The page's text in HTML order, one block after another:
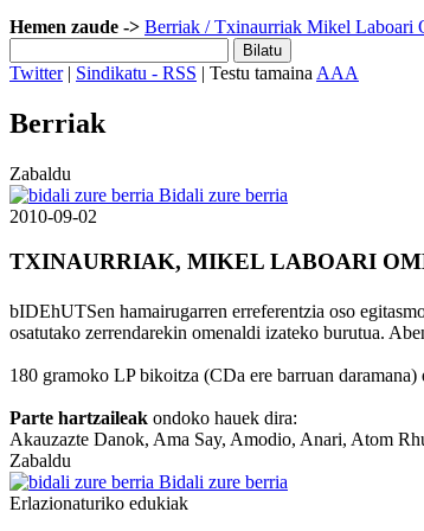
Hemen zaude -> Berriak / Txinaurriak Mikel Laboari
Twitter| Sindikatu - RSS | Testu tamaina AAA
Berriak
Zabaldu
Bidali zure berria
2010-09-02
TXINAURRIAK, MIKEL LABOARI
bIDEhUTSen hamairugarren erreferentzia oso
osatutako zerrendarekin omenaldi izateko burutua.
180 gramoko LP bikoitza (CDa ere barruan
Parte hartzaileak ondoko hauek dira:
Akauzazte Danok, Ama Say, Amodio, Anari, Atom
Zabaldu
Bidali zure berria
Erlazionaturiko edukiak